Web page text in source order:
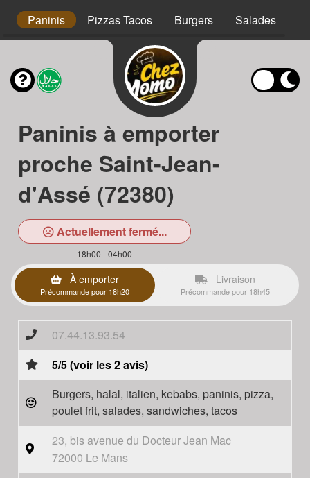
Paninis Pizzas Tacos Burgers Salades
Paninis à emporter
proche Saint-Jean-
d'Assé (72380)
Actuellement fermé...
18h00 - 04h00
À emporter
Précommande pour 18h20
Livraison
Précommande pour 18h45
07.44.13.93.54
5/5 (voir les 2 avis)
Burgers, halal, italien, kebabs, paninis, pizza,
poulet frit, salades, sandwiches, tacos
23, bis avenue du Docteur Jean Mac
72000 Le Mans